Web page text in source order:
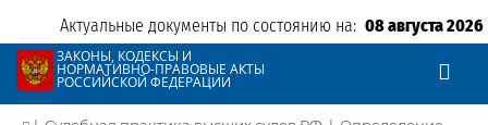
Актуальные документы по состоянию на: 08 августа 2026
ЗАКОНЫ, КОДЕКСЫ И
НОРМАТИВНО-ПРАВОВЫЕ АКТЫ
РОССИЙСКОЙ ФЕДЕРАЦИИ